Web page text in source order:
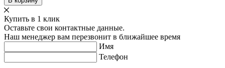
Купить в 1 клик
Оставьте свои контактные данные.
Наш менеджер вам перезвонит в ближайшее время
Имя
Телефон